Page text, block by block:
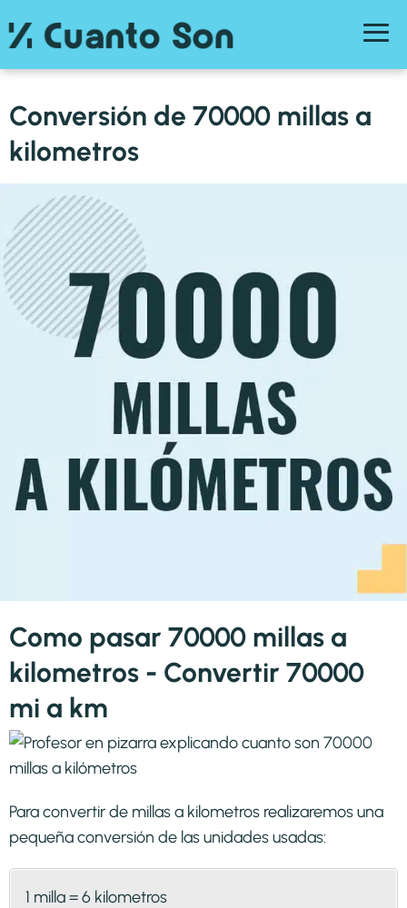
Conversión de 70000 millas a
kilometros
Como pasar 70000 millas a
kilometros - Convertir 70000
mi a km
Para convertir de millas a kilometros realizaremos una
pequeña conversión de las unidades usadas:
1 milla = 6 kilometros